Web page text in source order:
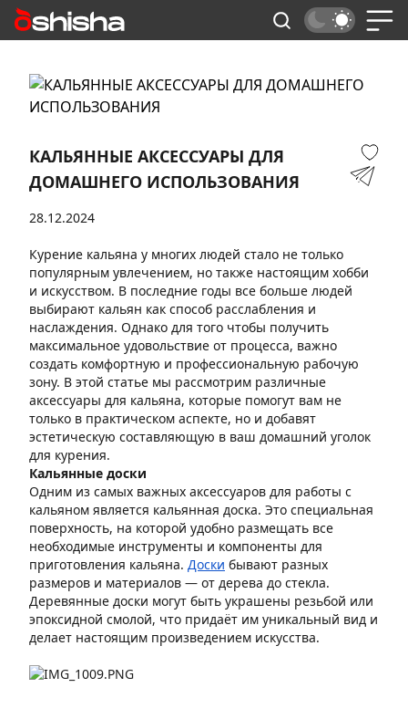
КАЛЬЯННЫЕ АКСЕССУАРЫ ДЛЯ
ДОМАШНЕГО ИСПОЛЬЗОВАНИЯ
28.12.2024
Курение кальяна у многих людей стало не только
популярным увлечением, но также настоящим хобби
и искусством. В последние годы все больше людей
выбирают кальян как способ расслабления и
наслаждения. Однако для того чтобы получить
максимальное удовольствие от процесса, важно
создать комфортную и профессиональную рабочую
зону. В этой статье мы рассмотрим различные
аксессуары для кальяна, которые помогут вам не
только в практическом аспекте, но и добавят
эстетическую составляющую в ваш домашний уголок
для курения.
Кальянные доски
Одним из самых важных аксессуаров для работы с
кальяном является кальянная доска. Это специальная
поверхность, на которой удобно размещать все
необходимые инструменты и компоненты для
приготовления кальяна. Доски бывают разных
размеров и материалов — от дерева до стекла.
Деревянные доски могут быть украшены резьбой или
эпоксидной смолой, что придаёт им уникальный вид и
делает настоящим произведением искусства.